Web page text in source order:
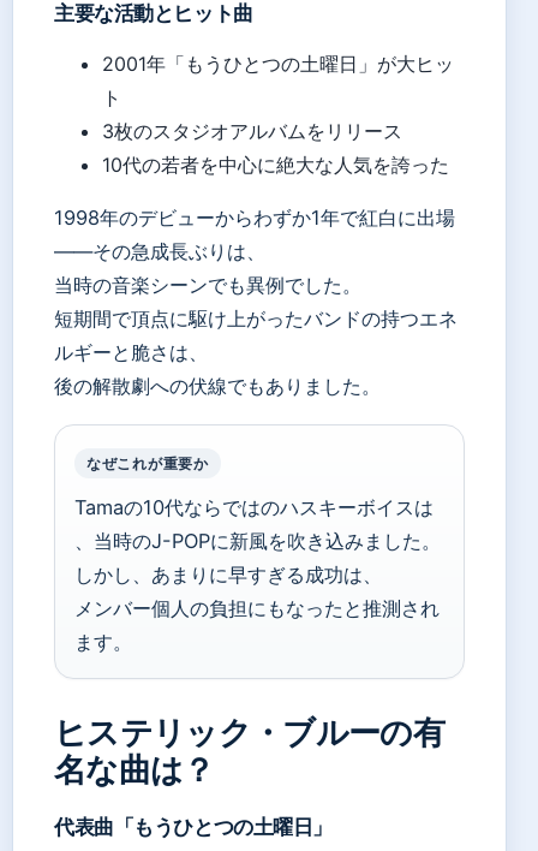
主要な活動とヒット曲
2001年「もうひとつの土曜日」が大ヒッ
ト
3枚のスタジオアルバムをリリース
10代の若者を中心に絶大な人気を誇った
1998年のデビューからわずか1年で紅白に出場
——その急成長ぶりは、
当時の音楽シーンでも異例でした。
短期間で頂点に駆け上がったバンドの持つエネ
ルギーと脆さは、
後の解散劇への伏線でもありました。
なぜこれが重要か
Tamaの10代ならではのハスキーボイスは
、当時のJ-POPに新風を吹き込みました。
しかし、あまりに早すぎる成功は、
メンバー個人の負担にもなったと推測され
ます。
ヒステリック・ブルーの有
名な曲は？
代表曲「もうひとつの土曜日」